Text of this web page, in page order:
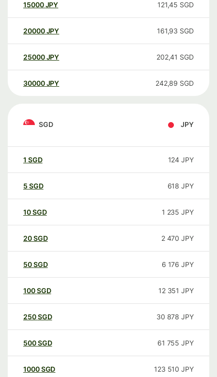
15000 JPY 121,45 SGD
20000 JPY 161,93 SGD
25000 JPY 202,41 SGD
30000 JPY 242,89 SGD
SGD JPY
1 SGD 124 JPY
5 SGD 618 JPY
10SGD 1 235 JPY
20SGD 2 470 JPY
50SGD 6 176 JPY
100SGD 12 351 JPY
250SGD 30 878 JPY
500SGD 61 755 JPY
1000SGD 123 510 JPY